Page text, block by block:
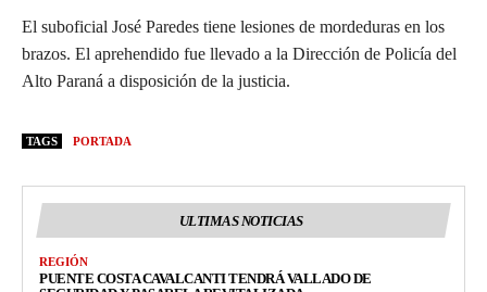
El suboficial José Paredes tiene lesiones de mordeduras en los
brazos. El aprehendido fue llevado a la Dirección de Policía del
Alto Paraná a disposición de la justicia.
TAGS PORTADA
ULTIMAS NOTICIAS
REGIÓN
PUENTE COSTA CAVALCANTI TENDRÁ VALLADO DE